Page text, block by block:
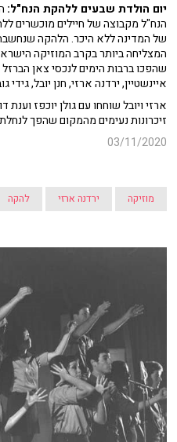
יום הולדת שבעים ללהקת הנח"ל:
הנח"ל מקבוצה של חיילים מוכשרים
המצליחה ביותר בקרב המוזיקה
שהפכו ברבות הימים לנכסי צאן
איינשטיין, ירדנה ארזי, חנן יובל, גידי
ארזי ויובל שוחחו עם גולן יוכפז וענת
זיכרונות נעימים מהמקום שהפך
03/11/2020
מוזיקה ירדנה ארזי להקה